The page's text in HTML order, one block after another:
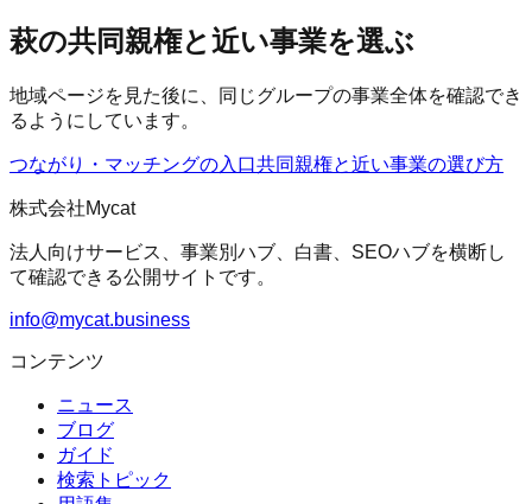
萩の共同親権と近い事業を選ぶ
地域ページを見た後に、同じグループの事業全体を確認でき
るようにしています。
つながり・マッチングの入口共同親権と近い事業の選び方
株式会社Mycat
法人向けサービス、事業別ハブ、白書、SEOハブを横断し
て確認できる公開サイトです。
info@mycat.business
コンテンツ
ニュース
ブログ
ガイド
検索トピック